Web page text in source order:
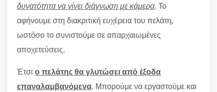
δυνατότητα να γίνει διάγνωση με κάμερα. Το
αφήνουμε στη διακριτική ευχέρεια του πελάτη,
ωστόσο το συνιστούμε σε απαρχαιωμένες
αποχετεύσεις.
Έτσι ο πελάτης θα γλυτώσει από έξοδα
επαναλαμβανόμενα. Μπορούμε να εργαστούμε και